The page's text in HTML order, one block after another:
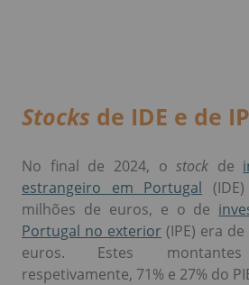
Stocks de IDE e de
No final de 2024, ostock de
estrangeiro em Portugal
milhões de euros, e o de
Portugal no exterior (IPE) era
euros. Estes montantes
respetivamente, 71% e 27% do